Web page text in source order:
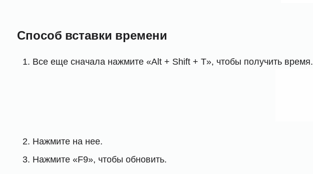
Способ вставки времени
Все еще сначала нажмите «Alt + Shift + T», чтобы получить время.
Нажмите на нее.
Нажмите «F9», чтобы обновить.